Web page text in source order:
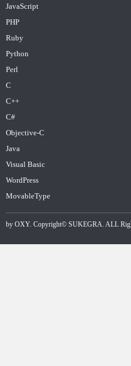
JavaScript
PHP
Ruby
Python
Perl
C
C++
C#
Objective-C
Java
Visual Basic
WordPress
MovableType
by OXY. Copyright© SUKEGRA . ALL